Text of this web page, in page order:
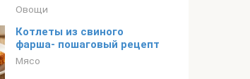
Овощи
Котлеты из свиного
фарша- пошаговый рецепт
Мясо